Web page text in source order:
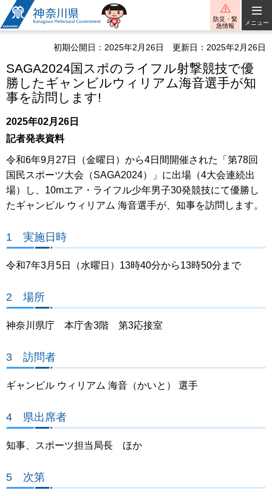
神奈川県
防災・緊
急情報
メニュー
初期公開日：2025年2月26日 更新日：2025年2月26日
SAGA2024国スポのライフル射撃競技で優
勝したギャンビルウィリアム海音選手が知
事を訪問します!
2025年02月26日
記者発表資料
令和6年9月27日（金曜日）から4日間開催された「第78回
国民スポーツ大会（SAGA2024）」に出場（4大会連続出
場）し、10mエア・ライフル少年男子30発競技にて優勝し
たギャンビル ウィリアム 海音選手が、知事を訪問します。
1 実施日時
令和7年3月5日（水曜日）13時40分から13時50分まで
2 場所
神奈川県庁 本庁舎3階 第3応接室
3 訪問者
ギャンビル ウィリアム 海音（かいと） 選手
4 県出席者
知事、スポーツ担当局長 ほか
5 次第